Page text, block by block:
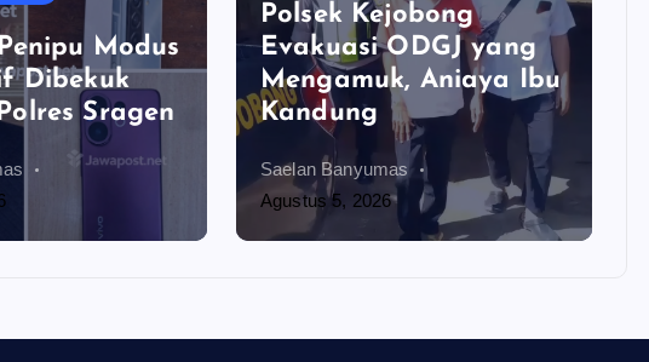
Modus
Dibekuk
Sragen
Polsek Kejobong
Evakuasi ODGJ yang
Mengamuk, Aniaya Ibu
Kandung
Saelan Banyumas
Agustus 5, 2026